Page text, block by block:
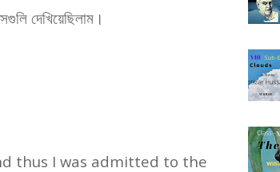
দেখিয়েছিলাম।
thus I was admitted to the